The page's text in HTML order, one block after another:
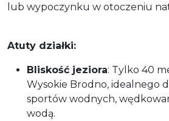
lub wypoczynku w otoczeniu
Atuty działki:
Bliskość jeziora: Tylko 40
Wysokie Brodno, idealnego
sportów wodnych,
wodą.